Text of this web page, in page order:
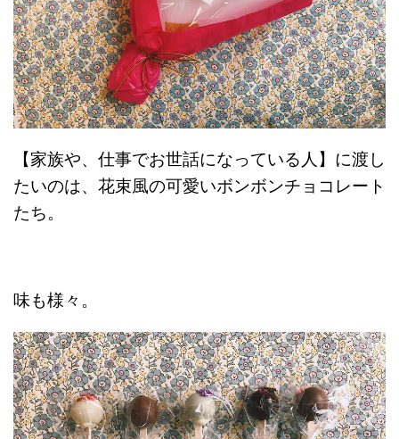
【家族や、仕事でお世話になっている人】に渡し
たいのは、花束風の可愛いボンボンチョコレート
たち。
味も様々。